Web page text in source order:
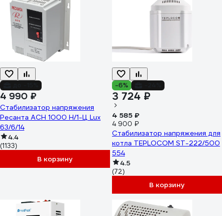
4 990 ₽
Стабилизатор напряжения
Ресанта АСН 1000 Н/1-Ц Lux
63/6/14
4.4
(1133)
В корзину
-6%
3 724 ₽
4 585 ₽
4 900 ₽
Стабилизатор напряжения для
котла TEPLOCOM ST-222/500
554
4.5
(72)
В корзину